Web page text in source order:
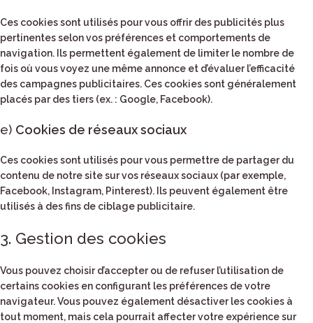
Ces cookies sont utilisés pour vous offrir des publicités plus
pertinentes selon vos préférences et comportements de
navigation. Ils permettent également de limiter le nombre de
fois où vous voyez une même annonce et d’évaluer l’efficacité
des campagnes publicitaires. Ces cookies sont généralement
placés par des tiers (ex. : Google, Facebook).
e) Cookies de réseaux sociaux
Ces cookies sont utilisés pour vous permettre de partager du
contenu de notre site sur vos réseaux sociaux (par exemple,
Facebook, Instagram, Pinterest). Ils peuvent également être
utilisés à des fins de ciblage publicitaire.
3. Gestion des cookies
Vous pouvez choisir d’accepter ou de refuser l’utilisation de
certains cookies en configurant les préférences de votre
navigateur. Vous pouvez également désactiver les cookies à
tout moment, mais cela pourrait affecter votre expérience sur